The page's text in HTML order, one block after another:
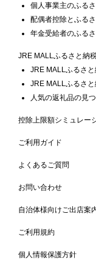
個人事業主のふる
配偶者控除とふる
年金受給者のふる
JRE MALLふるさと納
JRE MALLふるさ
JRE MALLふるさ
人気の返礼品の見
控除上限額シミュレー
ご利用ガイド
よくあるご質問
お問い合わせ
自治体様向けご出店案
ご利用規約
個人情報保護方針